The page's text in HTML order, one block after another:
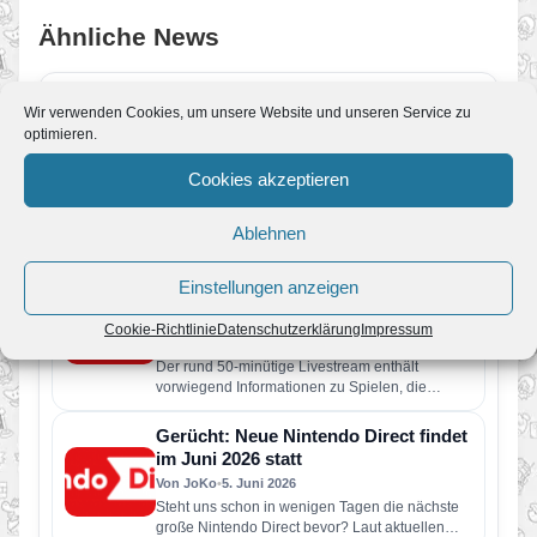
Wir verwenden Cookies, um unsere Website und unseren Service zu
optimieren.
Cookies akzeptieren
Ablehnen
Einstellungen anzeigen
Cookie-RichtlinieDatenschutzerklärungImpressum
Ähnliche News
Nintendo Classics: Vier neue Retro-
Land kehrt zurück
Von JoKo•11. Juli 2026
Der Nintendo Classics-Katalog wurde um vier
weitere Retro-Klassiker erweitert. Neu verfügbar
sind die folgenden Spiele: Wario Land: Super…
Direct erscheint am Dienstag, den 9.
Juni
Der rund 50-minütige Livestream enthält
vorwiegend Informationen zu Spielen, die
dieses Jahr für Nintendo Switch 2 und Nintendo
Switch erscheinen…
Gerücht: Neue Nintendo Direct findet
im Juni 2026 statt
Von JoKo•5. Juni 2026
Steht uns schon in wenigen Tagen die nächste
große Nintendo Direct bevor? Laut aktuellen